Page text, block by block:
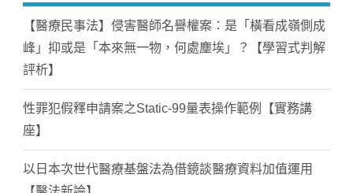
【醫療民事法】侵害醫師名譽權案：是「橫看成嶺側成
峰」抑或是「本來無一物，何處塵埃」？【學習式判解
評析】
性罪犯假釋申請案之Static-99量表操作範例【實務講
座】
以日本次世代醫療基盤法為借鏡談醫療資料加值運用